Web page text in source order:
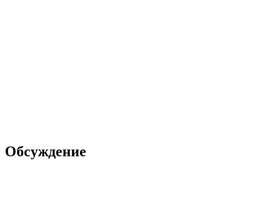
Обсуждение